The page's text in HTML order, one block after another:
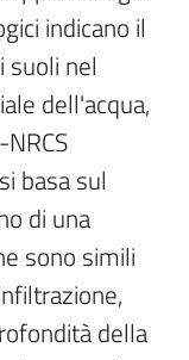
indicano il
suoli nel
dell'acqua,
basa sul
di una
sono simili
della